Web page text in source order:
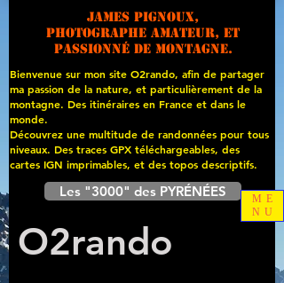
James PIGNOUX,
photographe amateur, et
passionné de montagne.
Bienvenue sur mon site O2rando, afin de partager
ma passion de la nature, et particulièrement de la
montagne. Des itinéraires en France et dans le
monde.
Découvrez une multitude de randonnées pour tous
niveaux. Des traces GPX téléchargeables, des
cartes IGN imprimables, et des topos descriptifs.
Les "3000" des PYRÉNÉES
O2rando
ME
NU